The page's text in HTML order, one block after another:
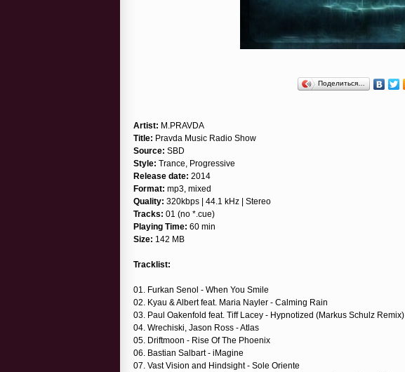
Поделиться…
Artist: M.PRAVDA
Title: Pravda Music Radio Show
Source: SBD
Style: Trance, Progressive
Release date: 2014
Format: mp3, mixed
Quality: 320kbps | 44.1 kHz | Stereo
Tracks: 01 (no *.cue)
Playing Time: 60 min
Size: 142 MB
Tracklist:
01. Furkan Senol - When You Smile
02. Kyau & Albert feat. Maria Nayler - Calming Rain
03. Paul Oakenfold feat. Tiff Lacey - Hypnotized (Markus Schulz Remix)
04. Wrechiski, Jason Ross - Atlas
05. Driftmoon - Rise Of The Phoenix
06. Bastian Salbart - iMagine
07. Vast Vision and Hindsight - Sole Oriente